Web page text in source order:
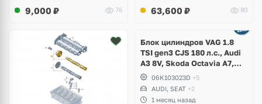
9,000 ₽ 76 63,600 ₽ 80
2 фото
Блок цилиндров VAG 1.8
TSI gen3 CJS 180 л.с., Audi
A3 8V, Skoda Octavia A7,
Superb, Volkswagen Passat
B8, Golf VII Alltrack, Seat
Leon
06K103023D +5
AUDI, SEAT +2
1 месяц назад